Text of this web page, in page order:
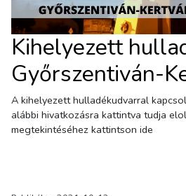
Kihelyezett
Győrszentiván-
A kihelyezett hulladékudvarral
alábbi hivatkozásra kattintva tudja
megtekintéséhez kattintson ide